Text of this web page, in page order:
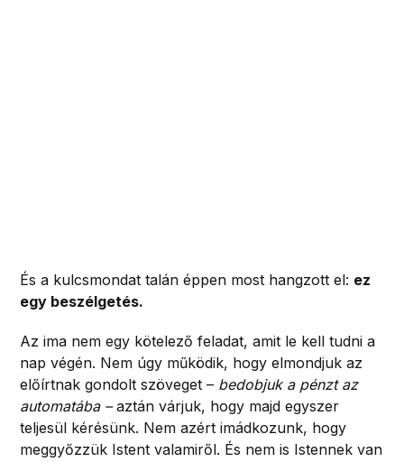
És a kulcsmondat talán éppen most hangzott el: ez
egy beszélgetés.
Az ima nem egy kötelező feladat, amit le kell tudni a
nap végén. Nem úgy működik, hogy elmondjuk az
előírtnak gondolt szöveget – bedobjuk a pénzt az
automatába –aztán várjuk, hogy majd egyszer
teljesül kérésünk. Nem azért imádkozunk, hogy
meggyőzzük Istent valamiről. És nem is Istennek van